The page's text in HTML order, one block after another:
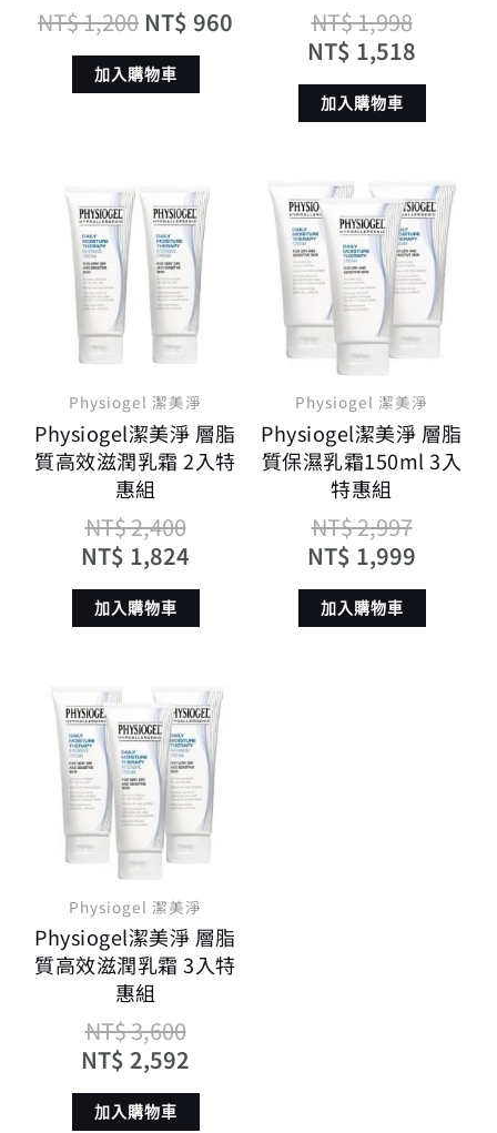
NT$1,200 NT$ 960
加入購物車
NT$1,998
NT$ 1,518
加入購物車
Physiogel 潔美淨
Physiogel潔美淨 層脂
質高效滋潤乳霜 2入特
惠組
NT$2,400
原
始
價
格：
NT$ 2,400。
NT$ 1,824
目
前
價
格：
NT$ 1,824。
加入購物車
Physiogel 潔美淨
Physiogel潔美淨 層脂
質保濕乳霜150ml 3入
特惠組
NT$2,997
原
始
價
格：
NT$
NT$ 1,999
目
前
價
格：
NT$
加入購物車
Physiogel 潔美淨
Physiogel潔美淨 層脂
質高效滋潤乳霜 3入特
惠組
NT$3,600
原
始
價
格：
NT$ 3,600。
NT$ 2,592
目
前
價
格：
NT$ 2,592。
加入購物車